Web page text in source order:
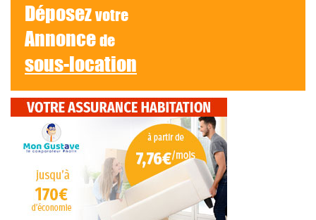
Déposezvotre
Annoncede
sous-location